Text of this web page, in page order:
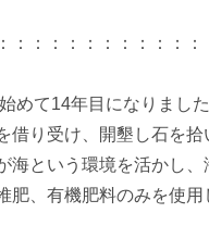
：：：：：：：：：：
めて14年目になりました
借り受け、開墾し石を
海という環境を活かし、
肥、有機肥料のみを使